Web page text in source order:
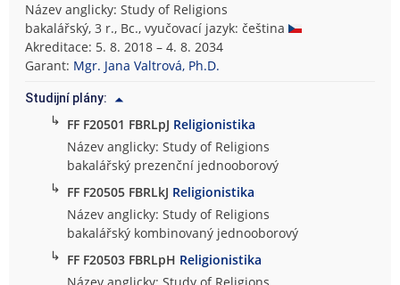
Název anglicky: Study of Religions
bakalářský, 3 r., Bc., vyučovací jazyk: čeština
Akreditace: 5. 8. 2018 – 4. 8. 2034
Garant: Mgr. Jana Valtrová, Ph.D.
Studijní plány:
↳ FF F20501 FBRLpJ Religionistika
Název anglicky: Study of Religions
bakalářský prezenční jednooborový
↳ FF F20505 FBRLkJ Religionistika
Název anglicky: Study of Religions
bakalářský kombinovaný jednooborový
↳ FF F20503 FBRLpH Religionistika